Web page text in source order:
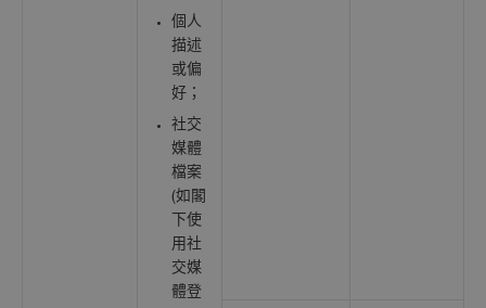
個人
描述
或偏
好；
社交
媒體
檔案
(如閣
下使
用社
交媒
體登